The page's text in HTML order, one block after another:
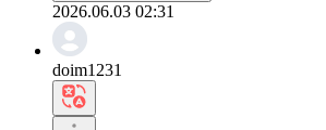
2026.06.03 02:31
doim1231